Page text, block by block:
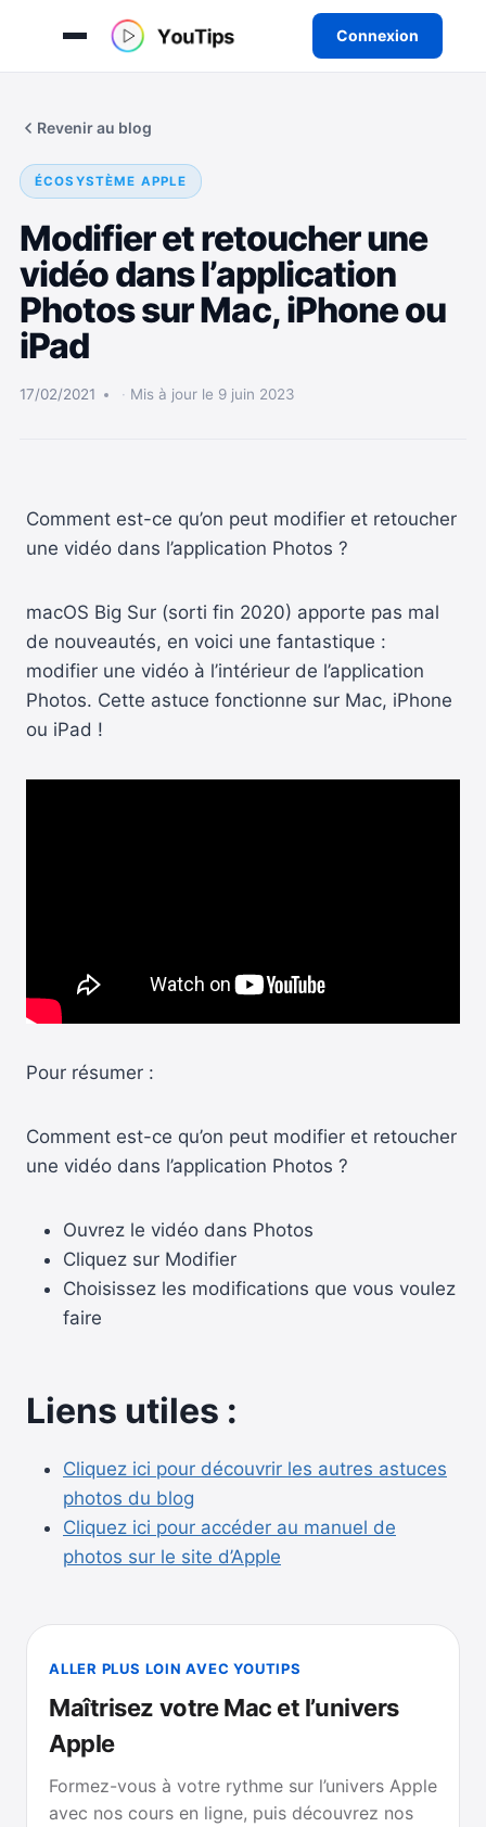
Connexion
Revenir au blog
ÉCOSYSTÈME APPLE
Modifier et retoucher une
vidéo dans l’application
Photos sur Mac, iPhone ou
iPad
17/02/2021 Mis à jour le 9 juin 2023
Comment est-ce qu’on peut modifier et retoucher
une vidéo dans l’application Photos ?
macOS Big Sur (sorti fin 2020) apporte pas mal
de nouveautés, en voici une fantastique :
modifier une vidéo à l’intérieur de l’application
Photos. Cette astuce fonctionne sur Mac, iPhone
ou iPad !
Pour résumer :
Comment est-ce qu’on peut modifier et retoucher
une vidéo dans l’application Photos ?
Ouvrez le vidéo dans Photos
Cliquez sur Modifier
Choisissez les modifications que vous voulez
faire
Liens utiles :
Cliquez ici pour découvrir les autres astuces
photos du blog
Cliquez ici pour accéder au manuel de
photos sur le site d’Apple
ALLER PLUS LOIN AVEC YOUTIPS
Maîtrisez votre Mac et l’univers
Apple
Formez-vous à votre rythme sur l’univers Apple
avec nos cours en ligne, puis découvrez nos